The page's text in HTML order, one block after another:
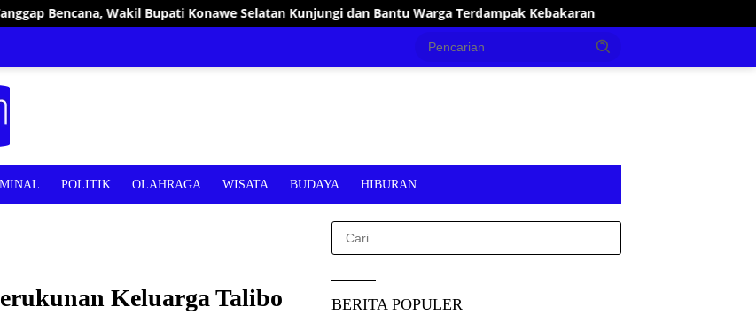
Konawe Selatan Kunjungi dan Bantu Warga Terdampak Kebakaran Pastikan Pelayanan Publik Optimal, Irham
POLITIK OLAHRAGA WISATA BUDAYA HIBURAN
Keluarga Talibo
Cari
untuk:
BERITA POPULER